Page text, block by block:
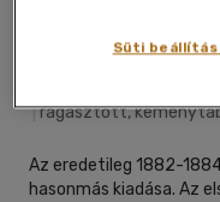
|ragasztott,
Az eredetileg 1882-
hasonmás kiadása. Az
Süti